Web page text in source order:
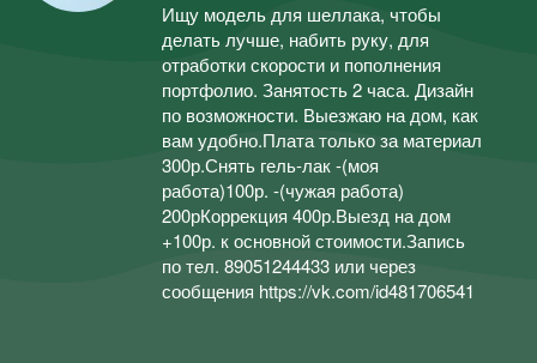
Ищу модель для шеллака, чтобы
делать лучше, набить руку, для
отработки скорости и пополнения
портфолио. Занятость 2 часа. Дизайн
по возможности. Выезжаю на дом, как
вам удобно.Плата только за материал
300р.Снять гель-лак -(моя
работа)100р. -(чужая работа)
200рКоррекция 400р.Выезд на дом
+100р. к основной стоимости.Запись
по тел. 89051244433 или через
сообщения https://vk.com/id481706541